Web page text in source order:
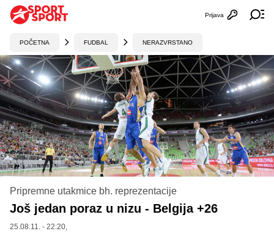
Otvori
Prijava
POČETNA FUDBAL NERAZVRSTANO
Pripremne utakmice bh. reprezentacije
Još jedan poraz u nizu - Belgija +26
25.08.11. - 22:20,